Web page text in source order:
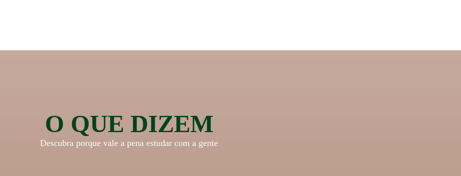
O QUE DIZEM
Descubra porque vale a pena estudar com a gente